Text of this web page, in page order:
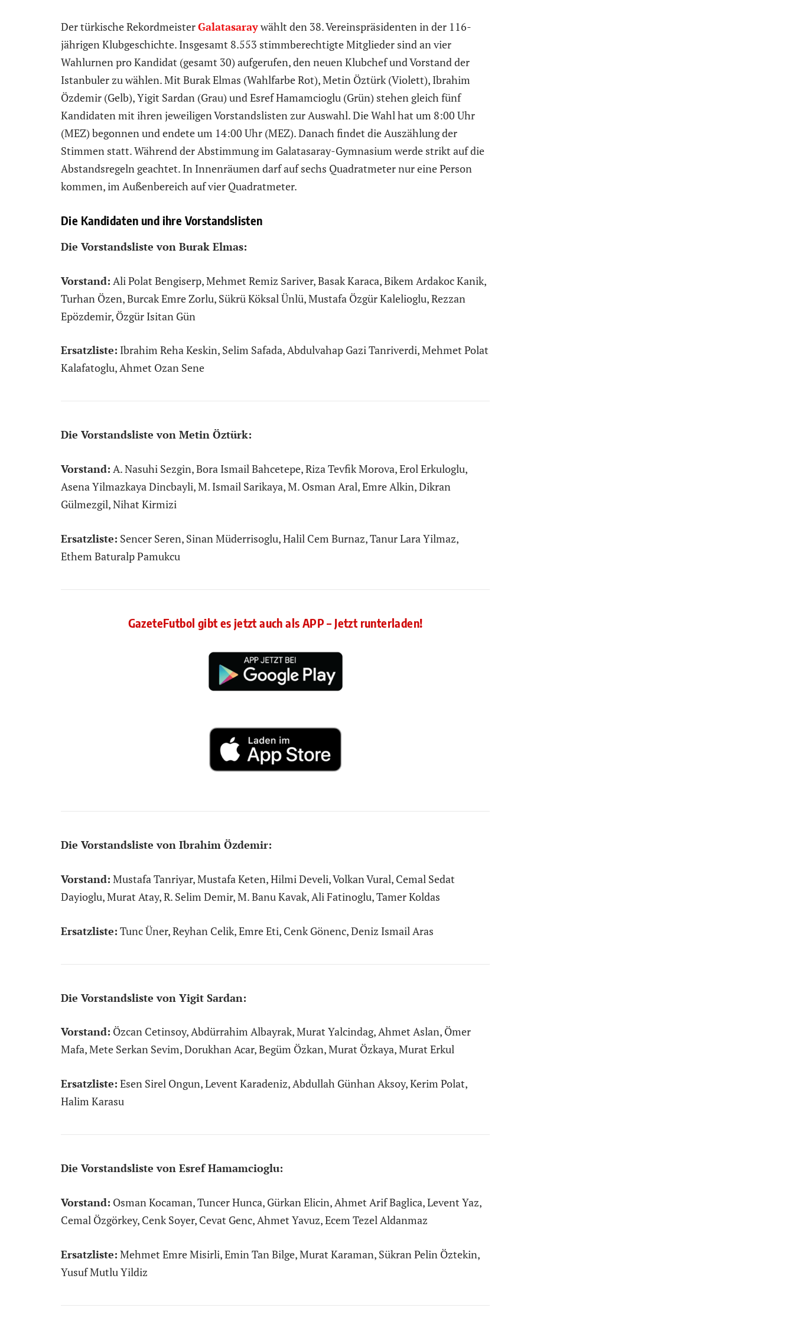
Der türkische RekordmeisterGalatasaraywählt den 38. Vereinspräsidenten in der 116-
jährigen Klubgeschichte. Insgesamt 8.553 stimmberechtigte Mitglieder sind an vier
Wahlurnen pro Kandidat (gesamt 30) aufgerufen, den neuen Klubchef und Vorstand der
Istanbuler zu wählen. Mit Burak Elmas (Wahlfarbe Rot), Metin Öztürk (Violett), Ibrahim
Özdemir (Gelb), Yigit Sardan (Grau) und Esref Hamamcioglu (Grün) stehen gleich fünf
Kandidaten mit ihren jeweiligen Vorstandslisten zur Auswahl. Die Wahl hat um 8:00 Uhr
(MEZ) begonnen und endete um 14:00 Uhr (MEZ). Danach findet die Auszählung der
Stimmen statt. Während der Abstimmung im Galatasaray-Gymnasium werde strikt auf die
Abstandsregeln geachtet. In Innenräumen darf auf sechs Quadratmeter nur eine Person
kommen, im Außenbereich auf vier Quadratmeter.
Die Kandidaten und ihre Vorstandslisten
Die Vorstandsliste von Burak Elmas:
Vorstand: Ali Polat Bengiserp, Mehmet Remiz Sariver, Basak Karaca, Bikem Ardakoc Kanik,
Turhan Özen, Burcak Emre Zorlu, Sükrü Köksal Ünlü, Mustafa Özgür Kalelioglu, Rezzan
Epözdemir, Özgür Isitan Gün
Ersatzliste: Ibrahim Reha Keskin, Selim Safada, Abdulvahap Gazi Tanriverdi, Mehmet Polat
Kalafatoglu, Ahmet Ozan Sene
Die Vorstandsliste von Metin Öztürk:
Vorstand: A. Nasuhi Sezgin, Bora Ismail Bahcetepe, Riza Tevfik Morova, Erol Erkuloglu,
Asena Yilmazkaya Dincbayli, M. Ismail Sarikaya, M. Osman Aral, Emre Alkin, Dikran
Gülmezgil, Nihat Kirmizi
Ersatzliste: Sencer Seren, Sinan Müderrisoglu, Halil Cem Burnaz, Tanur Lara Yilmaz,
Ethem Baturalp Pamukcu
GazeteFutbol gibt es jetzt auch als APP – Jetzt runterladen!
Die Vorstandsliste von Ibrahim Özdemir:
Vorstand: Mustafa Tanriyar, Mustafa Keten, Hilmi Develi, Volkan Vural, Cemal Sedat
Dayioglu, Murat Atay, R. Selim Demir, M. Banu Kavak, Ali Fatinoglu, Tamer Koldas
Ersatzliste: Tunc Üner, Reyhan Celik, Emre Eti, Cenk Gönenc, Deniz Ismail Aras
Die Vorstandsliste von Yigit Sardan:
Vorstand: Özcan Cetinsoy, Abdürrahim Albayrak, Murat Yalcindag, Ahmet Aslan, Ömer
Mafa, Mete Serkan Sevim, Dorukhan Acar, Begüm Özkan, Murat Özkaya, Murat Erkul
Ersatzliste: Esen Sirel Ongun, Levent Karadeniz, Abdullah Günhan Aksoy, Kerim Polat,
Halim Karasu
Die Vorstandsliste von Esref Hamamcioglu:
Vorstand: Osman Kocaman, Tuncer Hunca, Gürkan Elicin, Ahmet Arif Baglica, Levent Yaz,
Cemal Özgörkey, Cenk Soyer, Cevat Genc, Ahmet Yavuz, Ecem Tezel Aldanmaz
Ersatzliste: Mehmet Emre Misirli, Emin Tan Bilge, Murat Karaman, Sükran Pelin Öztekin,
Yusuf Mutlu Yildiz